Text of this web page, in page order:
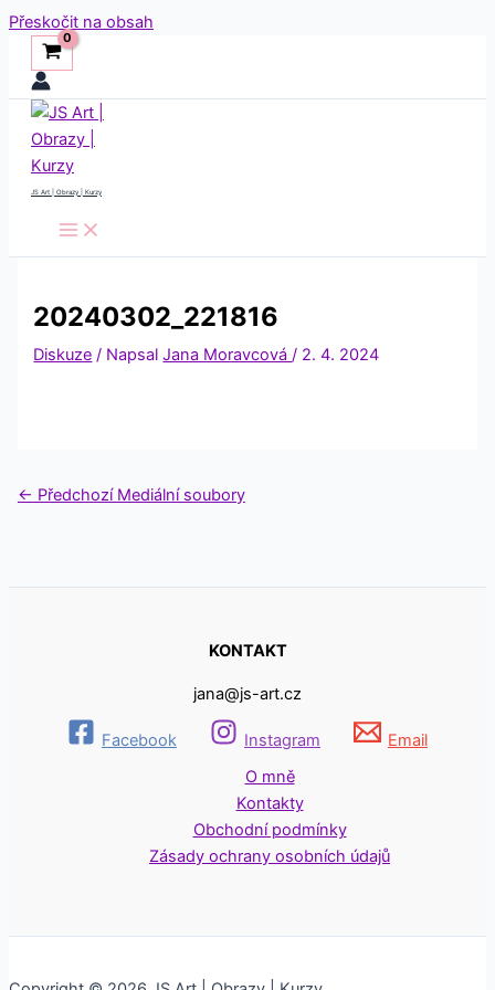
Přeskočit na obsah
JS Art | Obrazy | Kurzy
20240302_221816
Diskuze / NapsalJana Moravcová / 2. 4. 2024
← Předchozí Mediální soubory
KONTAKT
jana@js-art.cz
Facebook Instagram
Email
O mně
Kontakty
Obchodní podmínky
Zásady ochrany osobních údajů